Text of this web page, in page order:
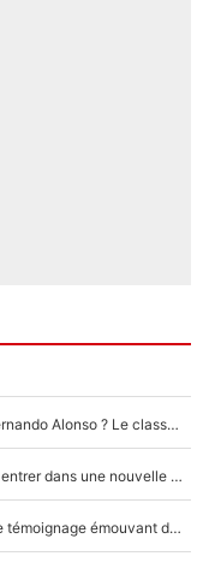
Max Verstappen, Lewis Hamilton… et bientôt Fernando Alonso ? Le classement des pilotes les mieux payés en Formule 1 risque de changer !
F1 - Alpine signe un accord «impensable» et va entrer dans une nouvelle dimension : Grande nouvelle pour Pierre Gasly !
F1 : « Je lui ai fait un câlin, puis j’ai dû partir...», le témoignage émouvant de Max Verstappen sur sa fille